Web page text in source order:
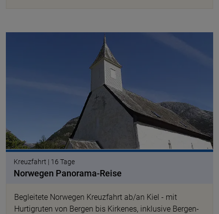
Kreuzfahrt | 16 Tage
Norwegen Panorama-Reise
Begleitete Norwegen Kreuzfahrt ab/an Kiel - mit
Hurtigruten von Bergen bis Kirkenes, inklusive Bergen-